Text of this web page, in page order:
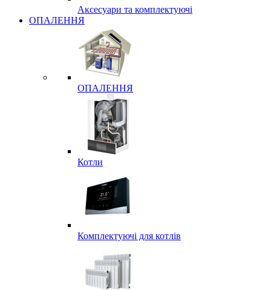
Аксесуари та комплектуючі
ОПАЛЕННЯ
ОПАЛЕННЯ
Котли
Комплектуючі для котлів